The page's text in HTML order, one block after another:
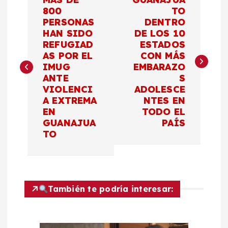
e
800
PERSONAS
HAN SIDO
REFUGIAD
AS POR EL
IMUG
ANTE
VIOLENCI
A EXTREMA
EN
GUANAJUA
TO
TO
DENTRO
DE LOS 10
ESTADOS
CON MÁS
EMBARAZO
S
ADOLESCE
NTES EN
TODO EL
PAÍS
También te podría interesar: